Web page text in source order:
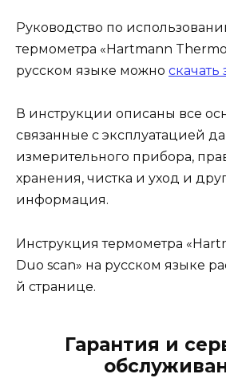
Руководство по
термометра «Hartmann
русском языке можно скачать
В инструкции описаны все
связанные с эксплуатацией
измерительного прибора,
хранения, чистка и уход и
информация.
Инструкция термометра
Duo scan» на русском языке
й странице.
Гарантия и